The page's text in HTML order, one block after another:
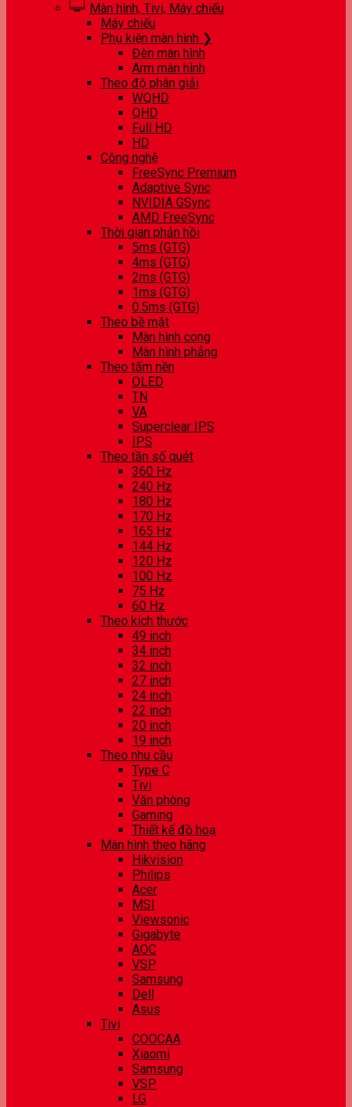
Màn hình, Tivi, Máy chiếu
Máy chiếu
Phụ kiện màn hình ❯
Đèn màn hình
Arm màn hình
Theo độ phân giải
WQHD
QHD
Full HD
HD
Công nghệ
FreeSync Premium
Adaptive Sync
NVIDIA GSync
AMD FreeSync
Thời gian phản hồi
5ms (GTG)
4ms (GTG)
2ms (GTG)
1ms (GTG)
0.5ms (GTG)
Theo bề mặt
Màn hình cong
Màn hình phẳng
Theo tấm nền
OLED
TN
VA
Superclear IPS
IPS
Theo tần số quét
360 Hz
240 Hz
180 Hz
170 Hz
165 Hz
144 Hz
120 Hz
100 Hz
75 Hz
60 Hz
Theo kích thước
49 inch
34 inch
32 inch
27 inch
24 inch
22 inch
20 inch
19 inch
Theo nhu cầu
Type C
Tivi
Văn phòng
Gaming
Thiết kế đồ hoạ
Màn hình theo hãng
Hikvision
Philips
Acer
MSI
Viewsonic
Gigabyte
AOC
VSP
Samsung
Dell
Asus
Tivi
COOCAA
Xiaomi
Samsung
VSP
LG